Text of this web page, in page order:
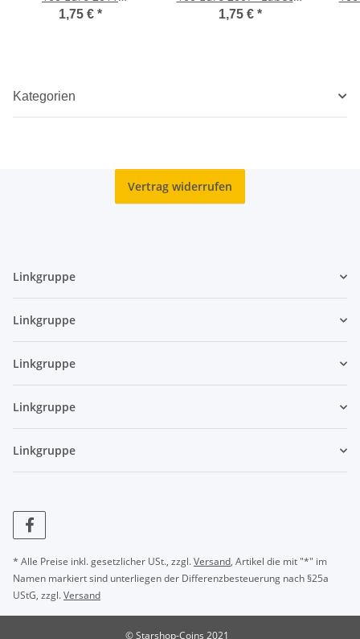
"Wartburg" adfg oder j D
1,75 € *
adfg oder j D
1,75 € *
Kategorien
Vertrag widerrufen
Linkgruppe
Linkgruppe
Linkgruppe
Linkgruppe
Linkgruppe
* Alle Preise inkl. gesetzlicher USt., zzgl.Versand, Artikel die mit "*" im
Namen markiert sind unterliegen der Differenzbesteuerung nach §25a
UStG, zzgl.Versand
© Starshop-Coins 2021